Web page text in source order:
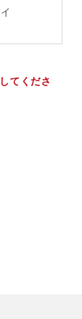
てくださ